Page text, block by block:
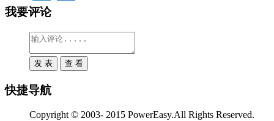
我要评论
快捷导航
Copyright © 2003- 2015 PowerEasy.All Rights Reserved.